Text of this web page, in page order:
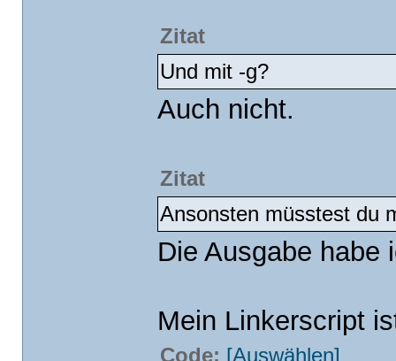
Zitat
Und mit -g?
Auch nicht.
Zitat
Ansonsten müsstest du
Die Ausgabe habe
Mein Linkerscript
Code: [Auswählen]